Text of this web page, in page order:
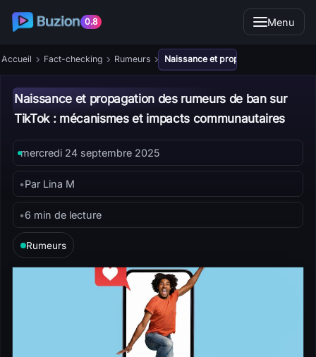
0.8 Menu
Accueil › Fact-checking › Rumeurs › Naissance et propagation des
Naissance et propagation des rumeurs de ban sur
TikTok : mécanismes et impacts communautaires
mercredi 24 septembre 2025
•Par Lina M
•6 min de lecture
Rumeurs